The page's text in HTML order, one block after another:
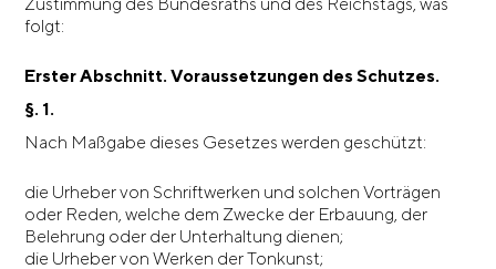
folgt:
Erster Abschnitt. Voraussetzungen des Schutzes.
§. 1.
Nach Maßgabe dieses Gesetzes werden geschützt:
die Urheber von Schriftwerken und solchen Vorträgen
oder Reden, welche dem Zwecke der Erbauung, der
Belehrung oder der Unterhaltung dienen;
die Urheber von Werken der Tonkunst;